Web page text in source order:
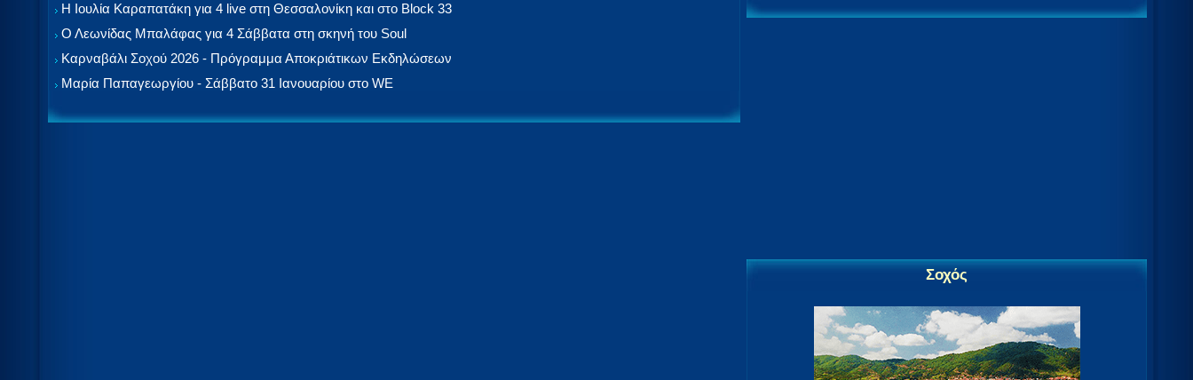
Η Ιουλία Καραπατάκη για 4 live στη Θεσσαλονίκη και στο Block 33
Ο Λεωνίδας Μπαλάφας για 4 Σάββατα στη σκηνή του Soul
Καρναβάλι Σοχού 2026 - Πρόγραμμα Αποκριάτικων Εκδηλώσεων
Μαρία Παπαγεωργίου - Σάββατο 31 Ιανουαρίου στο WE
Σοχός